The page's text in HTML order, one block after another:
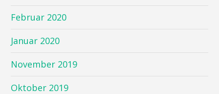
Februar 2020
Januar 2020
November 2019
Oktober 2019